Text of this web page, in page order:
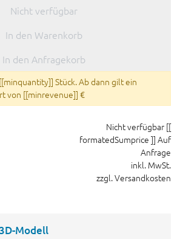
Nicht verfügbar
In den Warenkorb
In den Anfragekorb
Stück. Ab dann gilt ein
von [[minrevenue]] €
Nicht verfügbar [[
formatedSumprice ]] Auf
Anfrage
inkl. MwSt.
zzgl. Versandkosten
3D-Modell